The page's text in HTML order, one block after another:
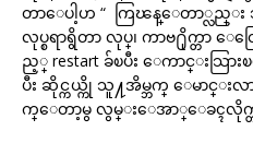
တာေပါ့ဟ “ ကြၽန္ေတာ္လည္း
လုပ္စရာရွိတာ လုပ္၊ ကာဗ႐ိုက္တာ
ည့္ restart ခ်ၿပီး ေကာင္းသြား
ပီး ဆိုင္ကယ္ကို သူ႔အိမ္ဘက္ ေမာင္း
က္ေတာ့မွ လွမ္းေအာ္ေခၚလိုက္